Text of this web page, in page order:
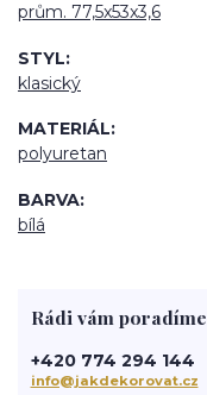
prům. 77,5x53x3,6
STYL
klasický
MATERIÁL
polyuretan
BARVA
bílá
Rádi vám poradíme
+420 774 294 144
info@jakdekorovat.cz